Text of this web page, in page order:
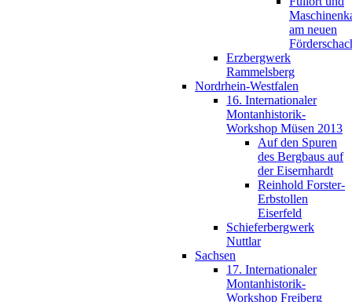
am neuen
Erzbergwerk
Rammelsberg
Nordrhein-Westfalen
16. Internationaler
Montanhistorik-
Workshop Müsen 2013
Auf den Spuren
des Bergbaus auf
der Eisernhardt
Reinhold Forster-
Erbstollen
Eiserfeld
Schieferbergwerk
Nuttlar
Sachsen
17. Internationaler
Montanhistorik-
Workshop Freiberg